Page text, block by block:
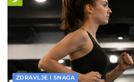
ZDRAVLJE I SNAGA